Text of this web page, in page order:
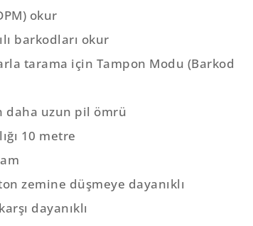
okur
barkodları okur
tarama için Tampon Modu (Barkod
daha uzun pil ömrü
10 metre
zemine düşmeye dayanıklı
dayanıklı